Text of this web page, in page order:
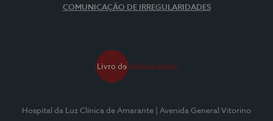
COMUNICAÇÃO DE IRREGULARIDADES
Hospital da Luz Clínica de Amarante
| Avenida General Vitorino